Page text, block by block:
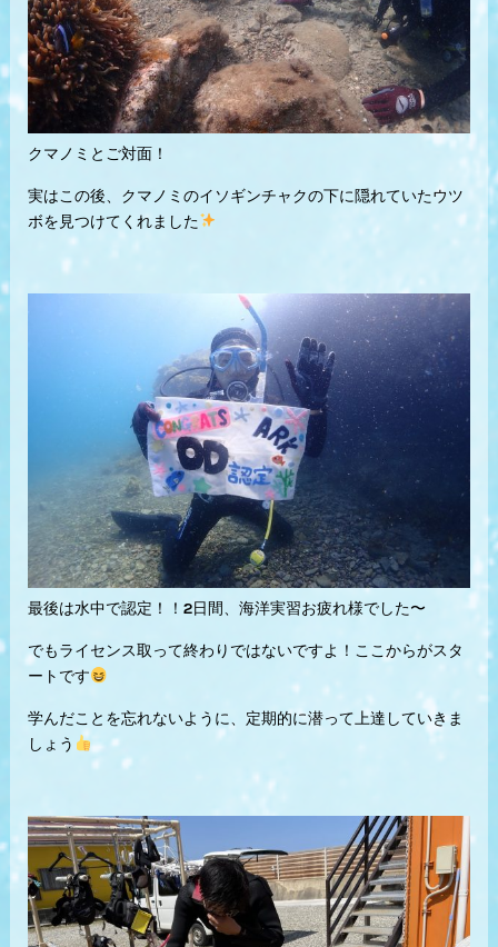
クマノミとご対面！
実はこの後、クマノミのイソギンチャクの下に隠れていたウツ
ボを見つけてくれました
最後は水中で認定！！2日間、海洋実習お疲れ様でした〜
でもライセンス取って終わりではないですよ！ここからがスタ
ートです
学んだことを忘れないように、定期的に潜って上達していきま
しょう